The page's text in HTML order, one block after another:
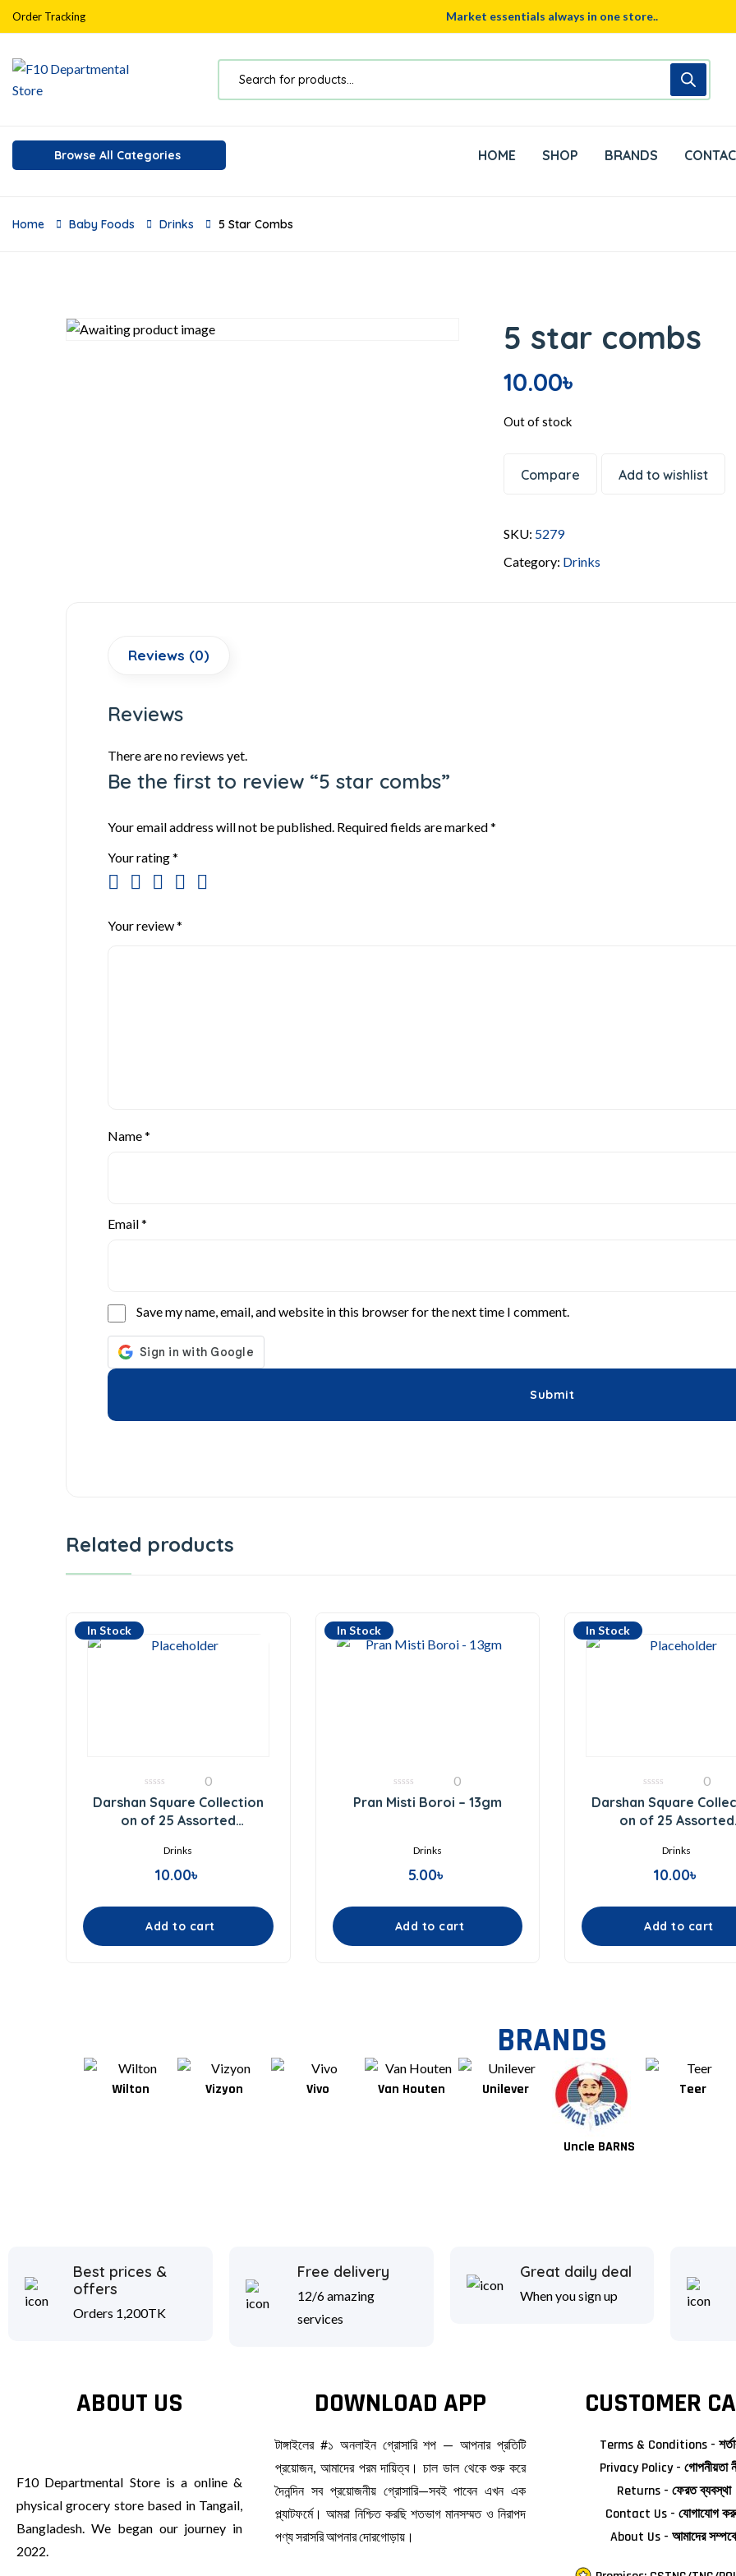
Order Tracking Market essentials always in one store..
Browse All Categories HOME SHOP BRANDS
Home Baby Foods Drinks 5 Star Combs
5 star combs
10.00৳
Out of stock
Compare Add to wishlist
SKU: 5279
Category: Drinks
Reviews (0)
Reviews
There are no reviews yet.
Be the first to review “5 star combs”
Your email address will not be published. Required fields are marked*
Your rating*
Your review*
Name*
Email*
Save my name, email, and website in this browser for the next time I comment.
Related products
In Stock
out
of
5
0
Darshan Square Collection
on of 25 Assorted
Drinks
10.00৳
Add to cart
In Stock
0
out
0
Pran Misti Boroi – 13gm
Drinks
5.00৳
Add to cart
In Stock
out
of
5
0
Darshan Square
on of 25 Assorted
Drinks
10.00৳
Add to cart
BRANDS
Wilton Vizyon Vivo Van Houten Unilever
Uncle BARNS
Teer
Best prices &
offers
Orders 1,200TK
Free delivery
12/6 amazing
services
Great daily deal
When you sign up
ABOUT US
F10 Departmental Store is a online &
physical grocery store based in Tangail,
Bangladesh. We began our journey in
2022.
DOWNLOAD APP
টাঙ্গাইলের #১ অনলাইন গ্রোসারি শপ — আপনার প্রতিটি
প্রয়োজন, আমাদের পরম দায়িত্ব। চাল ডাল থেকে শুরু করে
দৈনন্দিন সব প্রয়োজনীয় গ্রোসারি—সবই পাবেন এখন এক
প্ল্যাটফর্মে। আমরা নিশ্চিত করছি শতভাগ মানসম্মত ও নিরাপদ
পণ্য সরাসরি আপনার দোরগোড়ায়।
CUSTOMER
Terms & Conditions -
Privacy Policy - গোপনীয়তা
Returns - ফেরত ব্যবস্থা
Contact Us - যোগাযোগ
About Us - আমাদের